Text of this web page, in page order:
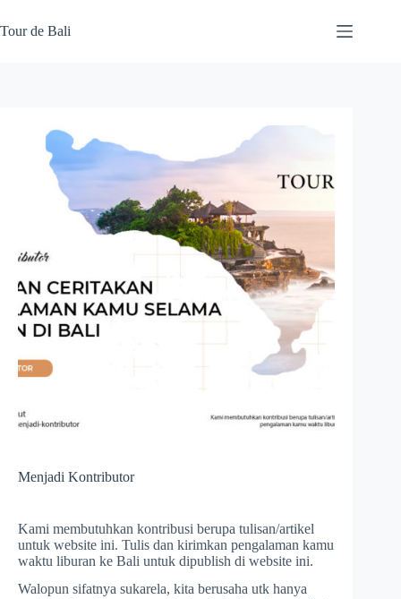
to
content
Tour de Bali
Menjadi Kontributor
Kami membutuhkan kontribusi berupa tulisan/artikel
untuk website ini. Tulis dan kirimkan pengalaman kamu
waktu liburan ke Bali untuk dipublish di website ini.
Walopun sifatnya sukarela, kita berusaha utk hanya